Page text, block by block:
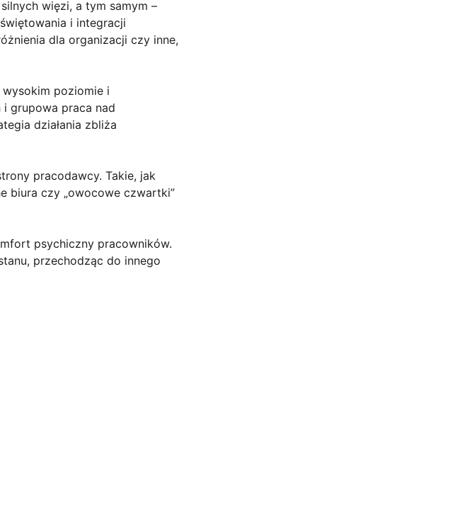
więzi, a tym samym –
i integracji
dla organizacji czy inne,
poziomie i
grupowa praca nad
działania zbliża
pracodawcy. Takie, jak
biura czy „owocowe czwartki”
psychiczny pracowników.
przechodząc do innego